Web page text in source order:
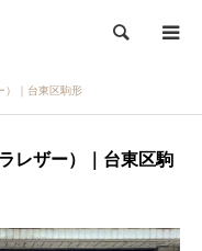
検索
）｜台東区駒形
レザー）｜台東区駒